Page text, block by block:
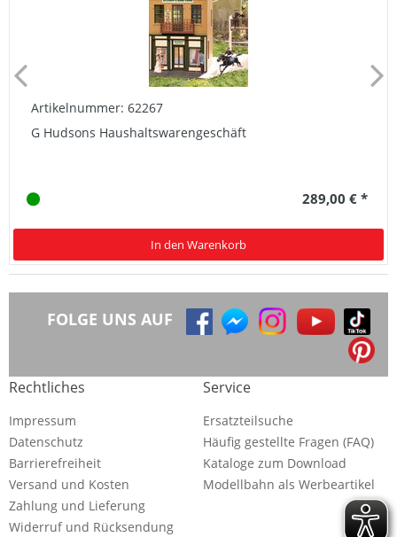
Artikelnummer: 62267
G Hudsons Haushaltswarengeschäft
289,00 € *
In den Warenkorb
FOLGE UNS AUF
Rechtliches
Impressum
Datenschutz
Barrierefreiheit
Versand und Kosten
Zahlung und Lieferung
Widerruf und Rücksendung
Service
Ersatzteilsuche
Häufig gestellte Fragen (FAQ)
Kataloge zum Download
Modellbahn als Werbeartikel